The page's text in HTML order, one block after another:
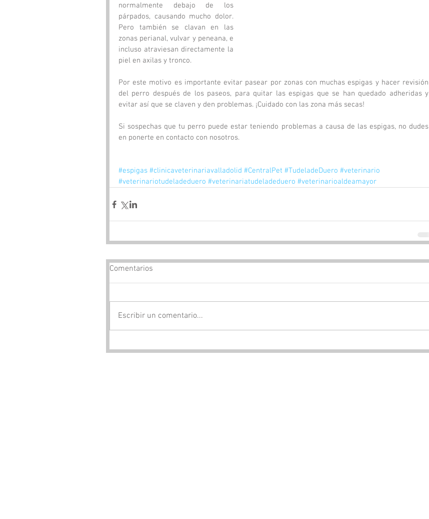
normalmente debajo de los
párpados, causando mucho dolor.
Pero también se clavan en las
zonas perianal, vulvar y peneana, e
incluso atraviesan directamente la
piel en axilas y tronco.
Por este motivo es importante evitar pasear por zonas con muchas espigas y hacer revisión
del perro después de los paseos, para quitar las espigas que se han quedado adheridas y
evitar así que se claven y den problemas. ¡Cuidado con las zona más secas!
Si sospechas que tu perro puede estar teniendo problemas a causa de las espigas, no dudes
en ponerte en contacto con nosotros.
#espigas #clinicaveterinariavalladolid #CentralPet #TudeladeDuero #veterinario
#veterinariotudeladeduero #veterinariatudeladeduero #veterinarioaldeamayor
Comentarios
Escribir un comentario...